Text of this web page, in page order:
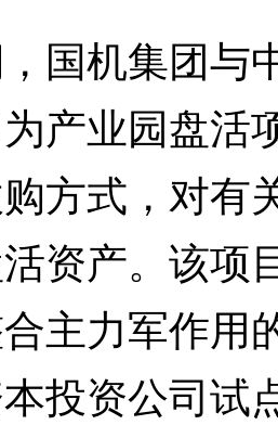
机集团与
产业园盘活
方式，对有
资产。该项
主力军作用
投资公司试